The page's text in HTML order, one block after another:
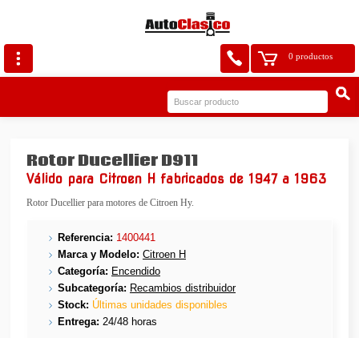
0 productos
Rotor Ducellier D911
Válido para Citroen H fabricados de 1947 a 1963
Rotor Ducellier para motores de Citroen Hy.
Referencia: 1400441
Marca y Modelo: Citroen H
Categoría: Encendido
Subcategoría: Recambios distribuidor
Stock: Últimas unidades disponibles
Entrega: 24/48 horas